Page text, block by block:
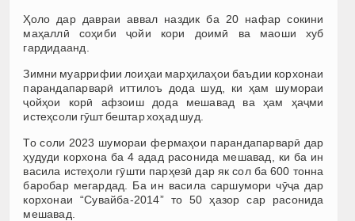
Ҳоло дар давраи аввал наздик ба 20 нафар сокини
маҳаллӣ соҳиби ҷойи кори доимӣ ва маоши хуб
гардидаанд.
Зимни муаррифии лоиҳаи марҳилаҳои баъдии корхонаи
парандапарварӣ иттилоъ дода шуд, ки ҳам шумораи
ҷойҳои корӣ афзоиш дода мешавад ва ҳам ҳаҷми
истеҳсоли гӯшт бештар хоҳад шуд.
То соли 2023 шумораи фермаҳои парандапарварӣ дар
ҳудуди корхона ба 4 адад расонида мешавад, ки ба ин
васила истеҳоли гӯшти парҳезӣ дар як сол ба 600 тонна
баробар мегардад. Ба ин васила саршумори чӯҷа дар
корхонаи “Сувайба-2014” то 50 ҳазор сар расонида
мешавад.